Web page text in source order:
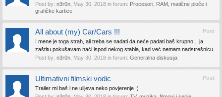
Post by: n3r0n May 30, 2018 in forum: Procesori, RAM, matične ploče i
grafičke kartice
Post
All about (my) Car/Cars !!!
I mene je toga strah, ali treba se nadati da neće padati baš krupno... ja
zaštitu pokušavam naći ispod nekog stabla, kad već nemam nadstrešnicu
Post by: n3r0n May 30, 2018 in forum: Generalna diskusija
Post
Ultimativni filmski vodic
Trailer mi baš i ne ulijeva neko povjerenje :)